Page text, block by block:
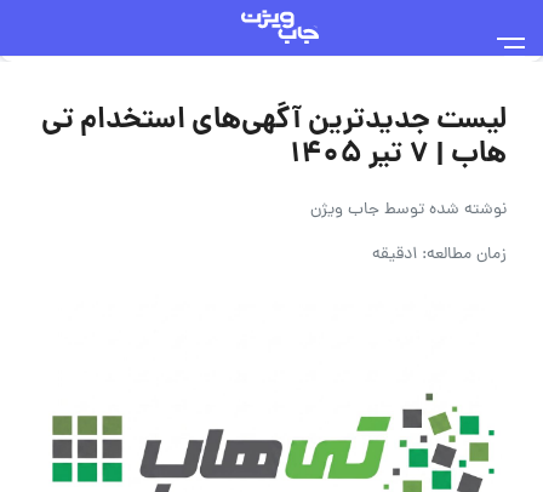
لیست جدیدترین آگهی‌های استخدام تی
هاب | ۷ تیر ۱۴۰۵
نوشته شده توسطجاب ویژن
زمان مطالعه: 1دقیقه